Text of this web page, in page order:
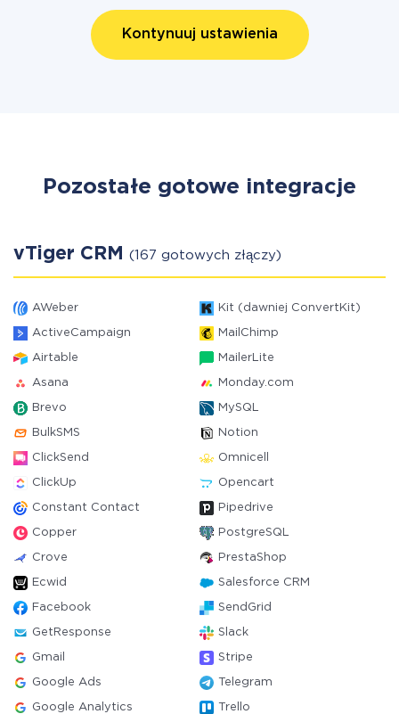
Kontynuuj ustawienia
Pozostałe gotowe integracje
vTiger CRM (167 gotowych złączy)
AWeber Kit (dawniej ConvertKit)
ActiveCampaign MailChimp
Airtable MailerLite
Asana Monday.com
Brevo MySQL
BulkSMS Notion
ClickSend Omnicell
ClickUp Opencart
Constant Contact Pipedrive
Copper PostgreSQL
Crove PrestaShop
Ecwid Salesforce CRM
Facebook SendGrid
GetResponse Slack
Gmail Stripe
Google Ads Telegram
Google Analytics Trello